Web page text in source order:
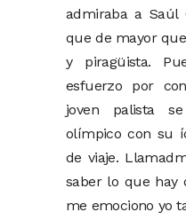
admiraba a Saúl
que de mayor
y piragüista.
esfuerzo por
joven palista
olímpico con su
de viaje.
saber lo que hay
me emociono yo